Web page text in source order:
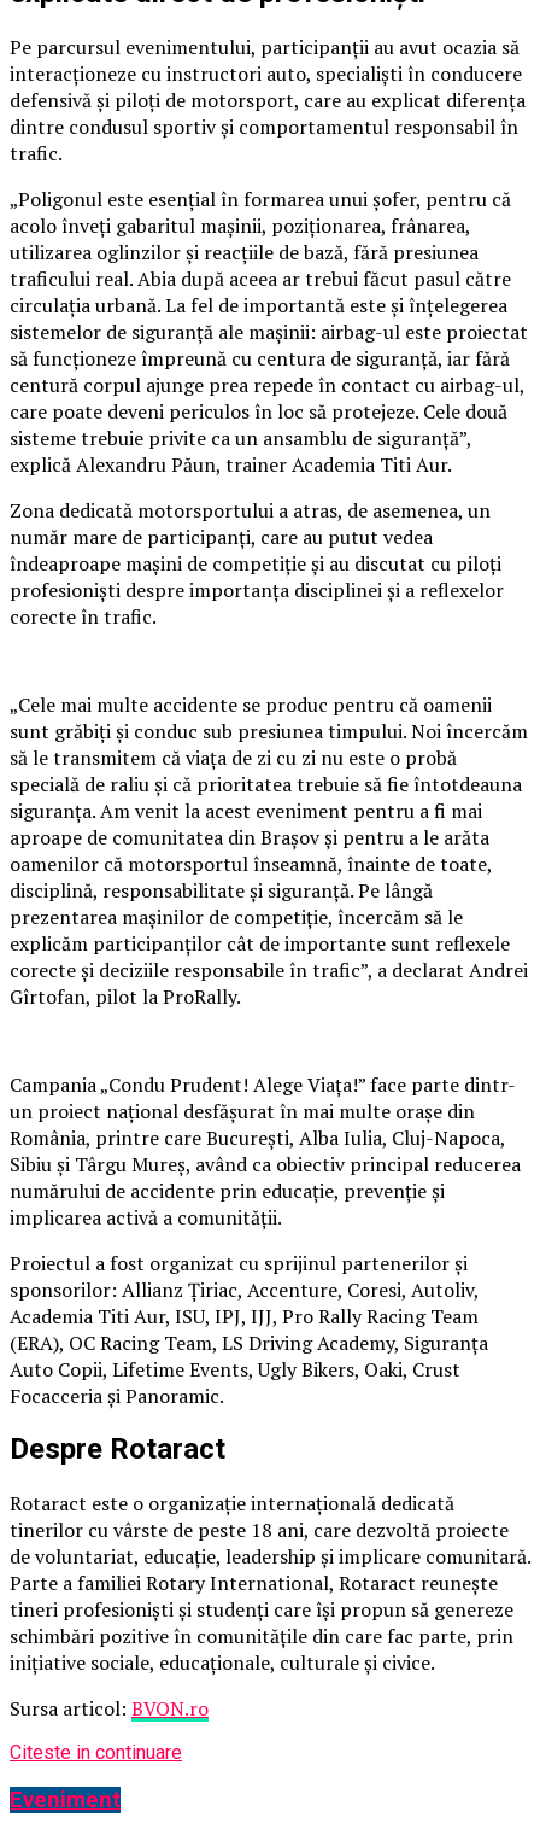
Pe parcursul evenimentului, participanții au avut ocazia să
interacționeze cu instructori auto, specialiști în conducere
defensivă și piloți de motorsport, care au explicat diferența
dintre condusul sportiv și comportamentul responsabil în
trafic.
„Poligonul este esențial în formarea unui șofer, pentru că
acolo înveți gabaritul mașinii, poziționarea, frânarea,
utilizarea oglinzilor și reacțiile de bază, fără presiunea
traficului real. Abia după aceea ar trebui făcut pasul către
circulația urbană. La fel de importantă este și înțelegerea
sistemelor de siguranță ale mașinii: airbag-ul este proiectat
să funcționeze împreună cu centura de siguranță, iar fără
centură corpul ajunge prea repede în contact cu airbag-ul,
care poate deveni periculos în loc să protejeze. Cele două
sisteme trebuie privite ca un ansamblu de siguranță”,
explică Alexandru Păun, trainer Academia Titi Aur.
Zona dedicată motorsportului a atras, de asemenea, un
număr mare de participanți, care au putut vedea
îndeaproape mașini de competiție și au discutat cu piloți
profesioniști despre importanța disciplinei și a reflexelor
corecte în trafic.
„Cele mai multe accidente se produc pentru că oamenii
sunt grăbiți și conduc sub presiunea timpului. Noi încercăm
să le transmitem că viața de zi cu zi nu este o probă
specială de raliu și că prioritatea trebuie să fie întotdeauna
siguranța. Am venit la acest eveniment pentru a fi mai
aproape de comunitatea din Brașov și pentru a le arăta
oamenilor că motorsportul înseamnă, înainte de toate,
disciplină, responsabilitate și siguranță. Pe lângă
prezentarea mașinilor de competiție, încercăm să le
explicăm participanților cât de importante sunt reflexele
corecte și deciziile responsabile în trafic”, a declarat Andrei
Gîrtofan, pilot la ProRally.
Campania „Condu Prudent! Alege Viața!” face parte dintr-
un proiect național desfășurat în mai multe orașe din
România, printre care București, Alba Iulia, Cluj-Napoca,
Sibiu și Târgu Mureș, având ca obiectiv principal reducerea
numărului de accidente prin educație, prevenție și
implicarea activă a comunității.
Proiectul a fost organizat cu sprijinul partenerilor și
sponsorilor: Allianz Țiriac, Accenture, Coresi, Autoliv,
Academia Titi Aur, ISU, IPJ, IJJ, Pro Rally Racing Team
(ERA), OC Racing Team, LS Driving Academy, Siguranța
Auto Copii, Lifetime Events, Ugly Bikers, Oaki, Crust
Focacceria și Panoramic.
Despre Rotaract
Rotaract este o organizație internațională dedicată
tinerilor cu vârste de peste 18 ani, care dezvoltă proiecte
de voluntariat, educație, leadership și implicare comunitară.
Parte a familiei Rotary International, Rotaract reunește
tineri profesioniști și studenți care își propun să genereze
schimbări pozitive în comunitățile din care fac parte, prin
inițiative sociale, educaționale, culturale și civice.
Sursa articol: BVON.ro
Citeste in continuare
Eveniment